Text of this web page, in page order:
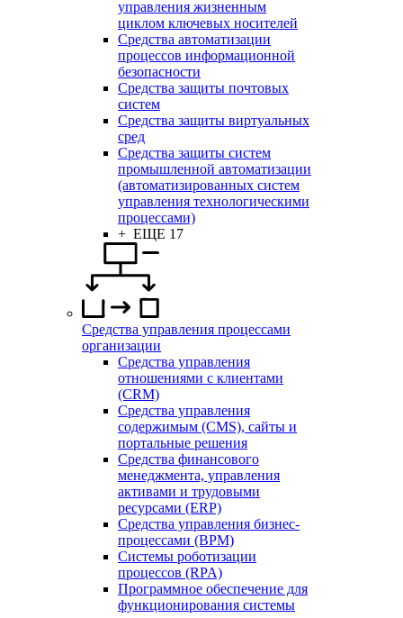
управления жизненным
циклом ключевых носителей
Средства автоматизации
процессов информационной
безопасности
Средства защиты почтовых
систем
Средства защиты виртуальных
сред
Средства защиты систем
промышленной автоматизации
(автоматизированных систем
управления технологическими
процессами)
+ ЕЩЕ 17
Средства управления процессами
организации
Средства управления
отношениями с клиентами
(CRM)
Средства управления
содержимым (CMS), сайты и
портальные решения
Средства финансового
менеджмента, управления
активами и трудовыми
ресурсами (ERP)
Средства управления бизнес-
процессами (BPM)
Системы роботизации
процессов (RPA)
Программное обеспечение для
функционирования системы